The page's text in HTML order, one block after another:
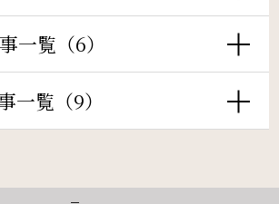
ー
航空券付き
付き 新幹線付き
チェックアウト日
一覧（6）
一覧（9）